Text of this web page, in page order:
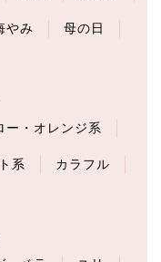
やみ 母の日
ー・オレンジ系
系 カラフル